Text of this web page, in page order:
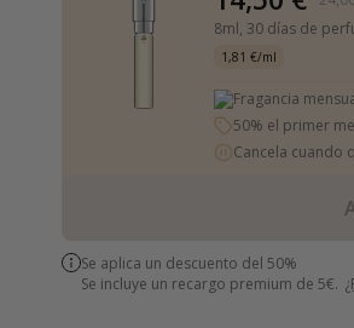
8ml, 30 días de
1,81 €/ml
Fragancia
50% el primer
Cancela cuando
Se aplica un descuento del 50%
Se incluye un recargo premium de 5€.